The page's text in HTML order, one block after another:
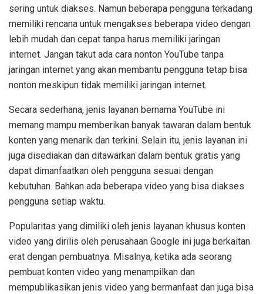
sering untuk diakses. Namun beberapa pengguna terkadang
memiliki rencana untuk mengakses beberapa video dengan
lebih mudah dan cepat tanpa harus memiliki jaringan
internet. Jangan takut ada cara nonton YouTube tanpa
jaringan internet yang akan membantu pengguna tetap bisa
nonton meskipun tidak memiliki jaringan internet.
Secara sederhana, jenis layanan bernama YouTube ini
memang mampu memberikan banyak tawaran dalam bentuk
konten yang menarik dan terkini. Selain itu, jenis layanan ini
juga disediakan dan ditawarkan dalam bentuk gratis yang
dapat dimanfaatkan oleh pengguna sesuai dengan
kebutuhan. Bahkan ada beberapa video yang bisa diakses
pengguna setiap waktu.
Popularitas yang dimiliki oleh jenis layanan khusus konten
video yang dirilis oleh perusahaan Google ini juga berkaitan
erat dengan pembuatnya. Misalnya, ketika ada seorang
pembuat konten video yang menampilkan dan
mempublikasikan jenis video yang bermanfaat dan juga bisa